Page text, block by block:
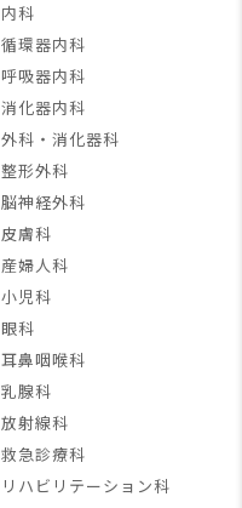
内科
循環器内科
呼吸器内科
消化器内科
外科・消化器科
整形外科
脳神経外科
皮膚科
産婦人科
小児科
眼科
耳鼻咽喉科
乳腺科
放射線科
救急診療科
リハビリテーション科